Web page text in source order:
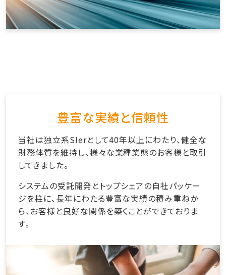
豊富な実績と信頼性
当社は独立系SIerとして40年以上にわたり、健全な
財務体質を維持し、様々な業種業態のお客様と取引
してきました。
システムの受託開発とトップシェアの自社パッケー
ジを柱に、長年にわたる豊富な実績の積み重ねか
ら、お客様と良好な関係を築くことができておりま
す。